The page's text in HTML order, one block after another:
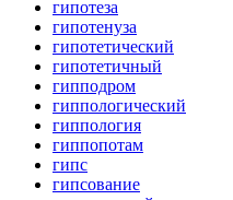
гипотеза
гипотенуза
гипотетический
гипотетичный
гипподром
гиппологический
гиппология
гиппопотам
гипс
гипсование